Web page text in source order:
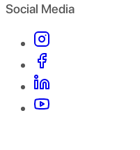
Social Media